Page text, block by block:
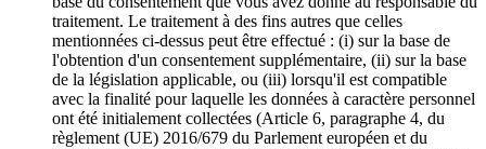
traitement. Le traitement à des fins autres que celles
mentionnées ci-dessus peut être effectué : (i) sur la base de
l'obtention d'un consentement supplémentaire, (ii) sur la base
de la législation applicable, ou (iii) lorsqu'il est compatible
avec la finalité pour laquelle les données à caractère personnel
ont été initialement collectées (Article 6, paragraphe 4, du
règlement (UE) 2016/679 du Parlement européen et du